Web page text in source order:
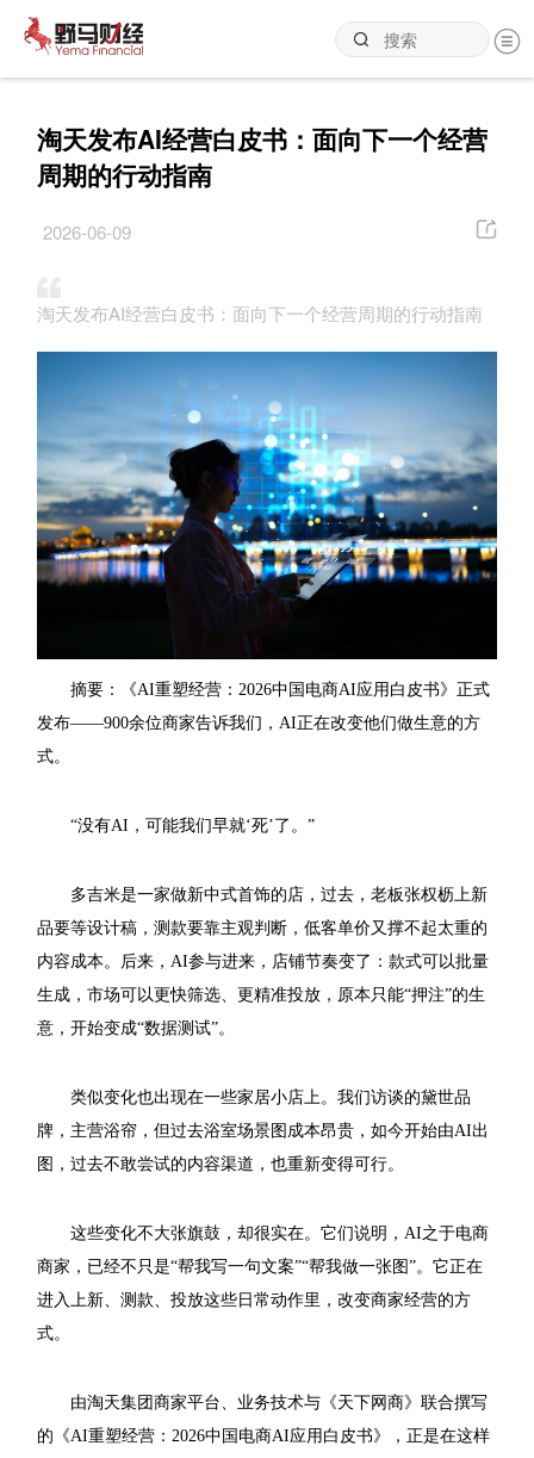
淘天发布AI经营白皮书：面向下一个经营
周期的行动指南
2026-06-09
淘天发布AI经营白皮书：面向下一个经营周期的行动指南
摘要：《AI重塑经营：2026中国电商AI应用白皮书》正式
发布——900余位商家告诉我们，AI正在改变他们做生意的方
式。
“没有AI，可能我们早就‘死’了。”
多吉米是一家做新中式首饰的店，过去，老板张权枥上新
品要等设计稿，测款要靠主观判断，低客单价又撑不起太重的
内容成本。后来，AI参与进来，店铺节奏变了：款式可以批量
生成，市场可以更快筛选、更精准投放，原本只能“押注”的生
意，开始变成“数据测试”。
类似变化也出现在一些家居小店上。我们访谈的黛世品
牌，主营浴帘，但过去浴室场景图成本昂贵，如今开始由AI出
图，过去不敢尝试的内容渠道，也重新变得可行。
这些变化不大张旗鼓，却很实在。它们说明，AI之于电商
商家，已经不只是“帮我写一句文案”“帮我做一张图”。它正在
进入上新、测款、投放这些日常动作里，改变商家经营的方
式。
由淘天集团商家平台、业务技术与《天下网商》联合撰写
的《AI重塑经营：2026中国电商AI应用白皮书》，正是在这样